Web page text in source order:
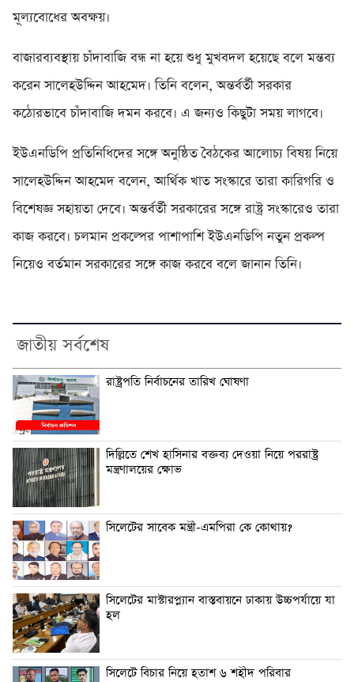
মূল্যবোধের অবক্ষয়।
বাজারব্যবস্থায় চাঁদাবাজি বন্ধ না হয়ে শুধু মুখবদল হয়েছে বলে মন্তব্য
করেন সালেহউদ্দিন আহমেদ। তিনি বলেন, অন্তর্বর্তী সরকার
কঠোরভাবে চাঁদাবাজি দমন করবে। এ জন্যও কিছুটা সময় লাগবে।
ইউএনডিপি প্রতিনিধিদের সঙ্গে অনুষ্ঠিত বৈঠকের আলোচ্য বিষয় নিয়ে
সালেহউদ্দিন আহমেদ বলেন, আর্থিক খাত সংস্কারে তারা কারিগরি ও
বিশেষজ্ঞ সহায়তা দেবে। অন্তর্বর্তী সরকারের সঙ্গে রাষ্ট্র সংস্কারেও তারা
কাজ করবে। চলমান প্রকল্পের পাশাপাশি ইউএনডিপি নতুন প্রকল্প
নিয়েও বর্তমান সরকারের সঙ্গে কাজ করবে বলে জানান তিনি।
জাতীয় সর্বশেষ
রাষ্ট্রপতি নির্বাচনের তারিখ ঘোষণা
দিল্লিতে শেখ হাসিনার বক্তব্য দেওয়া নিয়ে পররাষ্ট্র
মন্ত্রণালয়ের ক্ষোভ
সিলেটের সাবেক মন্ত্রী-এমপিরা কে কোথায়?
সিলেটের মাস্টারপ্ল্যান বাস্তবায়নে ঢাকায় উচ্চপর্যায়ে যা
হল
সিলেটে বিচার নিয়ে হতাশ ৬ শহীদ পরিবার